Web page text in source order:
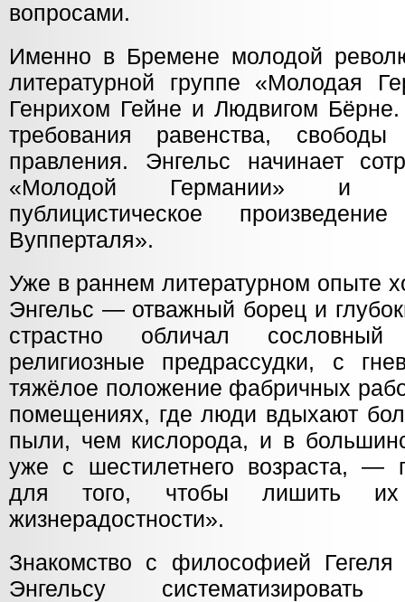
вопросами.
Именно в Бремене молодой
литературной группе «Молодая
Генрихом Гейне и Людвигом
требования равенства, свободы
правления. Энгельс начинает
«Молодой Германии» и
публицистическое
Вупперталя».
Уже в раннем литературном опыте
Энгельс — отважный борец и
страстно обличал
религиозные предрассудки, с
тяжёлое положение фабричных
помещениях, где люди вдыхают
пыли, чем кислорода, и в
уже с шестилетнего возраста, —
для того, чтобы лишить
жизнерадостности».
Знакомство с философией
Энгельсу